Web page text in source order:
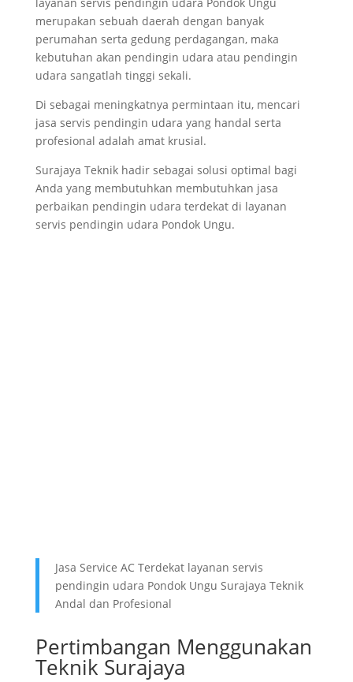
merupakan sebuah daerah dengan banyak
perumahan serta gedung perdagangan, maka
kebutuhan akan pendingin udara atau pendingin
udara sangatlah tinggi sekali.
Di sebagai meningkatnya permintaan itu, mencari
jasa servis pendingin udara yang handal serta
profesional adalah amat krusial.
Surajaya Teknik hadir sebagai solusi optimal bagi
Anda yang membutuhkan membutuhkan jasa
perbaikan pendingin udara terdekat di layanan
servis pendingin udara Pondok Ungu.
Jasa Service AC Terdekat layanan servis
pendingin udara Pondok Ungu Surajaya Teknik
Andal dan Profesional
Pertimbangan Menggunakan
Teknik Surajaya